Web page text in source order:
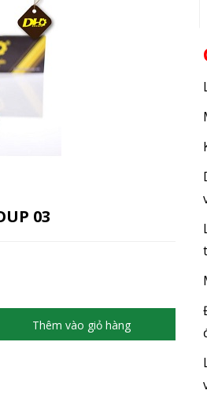
03
Thêm vào giỏ hàng